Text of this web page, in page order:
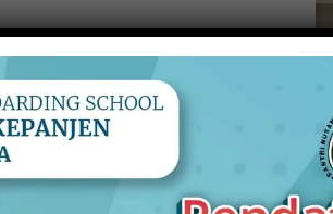
membuat bubur merah pagi-pagi.
memilah sampah, di tempat